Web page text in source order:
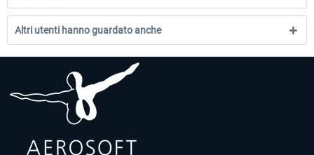
Altri utenti hanno guardato anche